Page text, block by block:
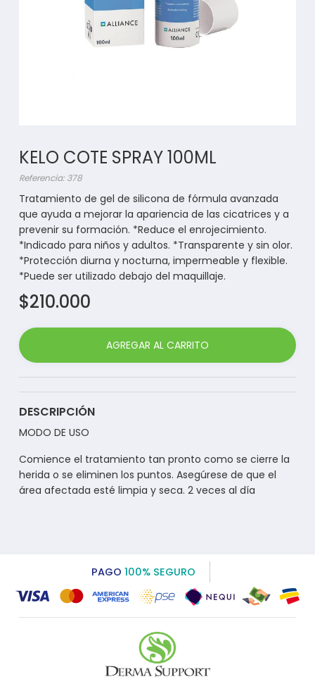
KELO COTE SPRAY 100ML
Referencia: 378
Tratamiento de gel de silicona de fórmula avanzada
que ayuda a mejorar la apariencia de las cicatrices y a
prevenir su formación. *Reduce el enrojecimiento.
*Indicado para niños y adultos. *Transparente y sin olor.
*Protección diurna y nocturna, impermeable y flexible.
*Puede ser utilizado debajo del maquillaje.
$210.000
AGREGAR AL CARRITO
DESCRIPCIÓN
MODO DE USO
Comience el tratamiento tan pronto como se cierre la
herida o se eliminen los puntos. Asegúrese de que el
área afectada esté limpia y seca. 2 veces al día
PAGO 100% SEGURO